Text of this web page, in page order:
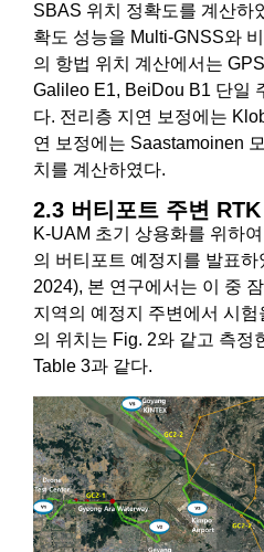
SBAS 위치 정확도를 계산하
확도 성능을 Multi-GNSS와
의 항법 위치 계산에서는
Galileo E1, BeiDou B1 단일
다. 전리층 지연 보정에는
연 보정에는 Saastamoinen
치를 계산하였다.
2.3 버티포트 주변
K-UAM 초기 상용화를 위하
의 버티포트 예정지를 발표
2024), 본 연구에서는 이 중
지역의 예정지 주변에서 시험
의 위치는 Fig. 2와 같고 측정
Table 3과 같다.